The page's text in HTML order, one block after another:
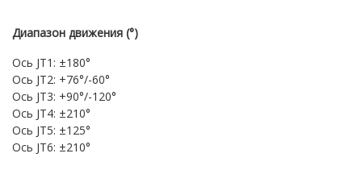
Диапазон движения (°)
Ось JT1: ±180°
Ось JT2: +76°/-60°
Ось JT3: +90°/-120°
Ось JT4: ±210°
Ось JT5: ±125°
Ось JT6: ±210°